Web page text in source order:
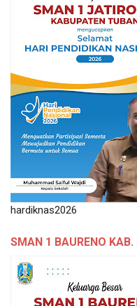
hardiknas2026
SMAN 1 BAURENO KAB.